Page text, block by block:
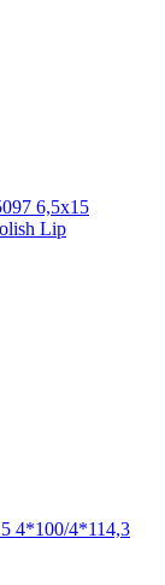
6,5x15
Lip
4*100/4*114,3